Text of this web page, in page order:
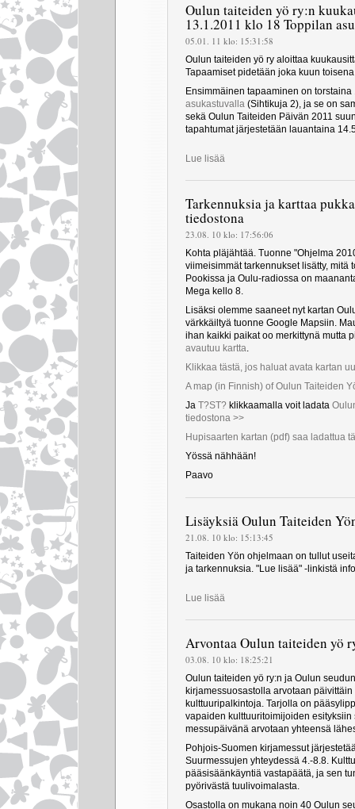
Oulun taiteiden yö ry:n
13.1.2011 klo 18 Toppilan
05.01. 11 klo: 15:31:58
Oulun taiteiden yö ry aloittaa
Tapaamiset pidetään joka kuun
Ensimmäinen tapaaminen on
asukastuvalla (Sihtikuja 2), ja se on
sekä Oulun Taiteiden Päivän 2011
tapahtumat järjestetään lauantaina
Lue lisää
Tarkennuksia ja karttaa
tiedostona
23.08. 10 klo: 17:56:06
Kohta pläjähtää. Tuonne "Ohjelma
viimeisimmät tarkennukset lisätty, mitä
Pookissa ja Oulu-radiossa on
Mega kello 8.
Lisäksi olemme saaneet nyt kartan
värkkäiltyä tuonne Google Mapsiin.
ihan kaikki paikat oo merkittynä mutta
avautuu kartta.
Klikkaa tästä, jos haluat avata kartan
A map (in Finnish) of Oulun Taiteiden
Ja T?ST? klikkaamalla voit ladata
tiedostona >>
Hupisaarten kartan (pdf) saa ladattua
Yössä nähhään!
Paavo
Lisäyksiä Oulun Taiteiden
21.08. 10 klo: 15:13:45
Taiteiden Yön ohjelmaan on tullut
ja tarkennuksia. "Lue lisää" -linkistä
Lue lisää
Arvontaa Oulun taiteiden yö
03.08. 10 klo: 18:25:21
Oulun taiteiden yö ry:n ja Oulun
kirjamessuosastolla arvotaan
kulttuuripalkintoja. Tarjolla on
vapaiden kulttuuritoimijoiden
messupäivänä arvotaan yhteensä
Pohjois-Suomen kirjamessut
Suurmessujen yhteydessä 4.-8.8.
pääsisäänkäyntiä vastapäätä, ja sen
pyörivästä tuulivoimalasta.
Osastolla on mukana noin 40 Oulun